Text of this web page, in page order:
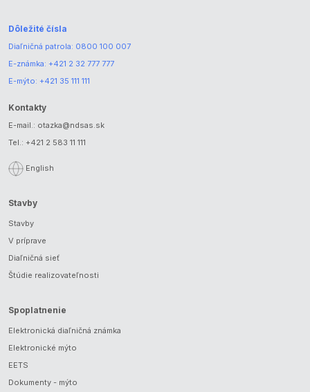
Dôležité čísla
Diaľničná patrola: 0800 100 007
E-známka: +421 2 32 777 777
E-mýto: +421 35 111 111
Kontakty
E-mail.: otazka@ndsas.sk
Tel.: +421 2 583 11 111
English
Stavby
Stavby
V príprave
Diaľničná sieť
Štúdie realizovateľnosti
Spoplatnenie
Elektronická diaľničná známka
Elektronické mýto
EETS
Dokumenty - mýto